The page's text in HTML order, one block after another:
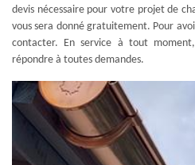
devis nécessaire pour votre projet de
vous sera donné gratuitement. Pour
contacter. En service à tout
répondre à toutes demandes.